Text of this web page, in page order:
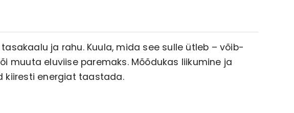
ja rahu. Kuula, mida see sulle ütleb – võib-
muuta eluviise paremaks. Mõõdukas liikumine ja
kiiresti energiat taastada.